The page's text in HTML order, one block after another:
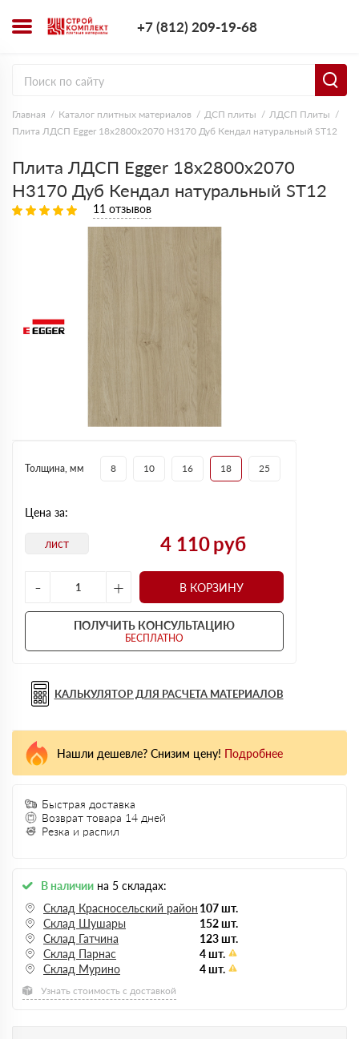
+7 (812) 209-19-68
Главная Каталог плитных материалов ДСП плиты
ЛДСП Плиты
Плита ЛДСП Egger 18х2800х2070 H3170 Дуб Кендал натуральный ST12
Плита ЛДСП Egger 18х2800х2070
H3170 Дуб Кендал натуральный ST12
11 отзывов
Толщина, мм 8 10 16 18 25
Цена за:
лист 4 110руб
-
+ В КОРЗИНУ
ПОЛУЧИТЬ КОНСУЛЬТАЦИЮ
БЕСПЛАТНО
КАЛЬКУЛЯТОР ДЛЯ РАСЧЕТА МАТЕРИАЛОВ
Быстрая доставка
Возврат товара 14 дней
Резка и распил
В наличии на 5 складах:
Склад Красносельский район 107 шт.
Склад Шушары
152 шт.
Склад Гатчина
123 шт.
Склад Парнас
4 шт.
Склад Мурино
4 шт.
Узнать стоимость с доставкой
Нашли дешевле? Снизим цену! Подробнее